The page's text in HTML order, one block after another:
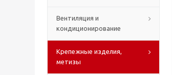
Вентиляция и
кондиционирование
Крепежные изделия,
метизы